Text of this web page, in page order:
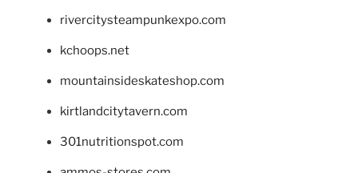
rivercitysteampunkexpo.com
kchoops.net
mountainsideskateshop.com
kirtlandcitytavern.com
301nutritionspot.com